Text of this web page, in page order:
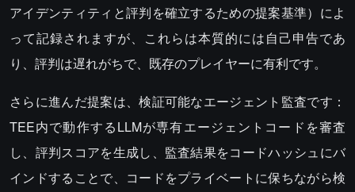
アイデンティティと評判を確立するための提案基準）によ
って記録されますが、これらは本質的には自己申告であ
り、評判は遅れがちで、既存のプレイヤーに有利です。
さらに進んだ提案は、検証可能なエージェント監査です：
TEE内で動作するLLMが専有エージェントコードを審査
し、評判スコアを生成し、監査結果をコードハッシュにバ
インドすることで、コードをプライベートに保ちながら検